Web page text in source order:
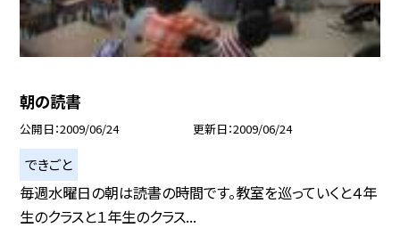
朝の読書
公開日 2009/06/24 更新日 2009/06/24
できごと
毎週水曜日の朝は読書の時間です。教室を巡っていくと４年
生のクラスと１年生のクラス...